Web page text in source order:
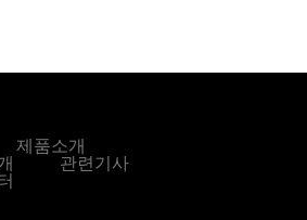
제품소개
관련기사